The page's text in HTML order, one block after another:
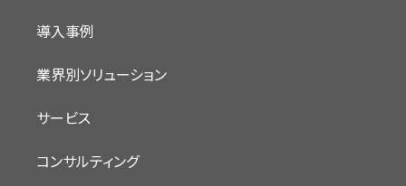
導入事例
業界別ソリューション
サービス
コンサルティング